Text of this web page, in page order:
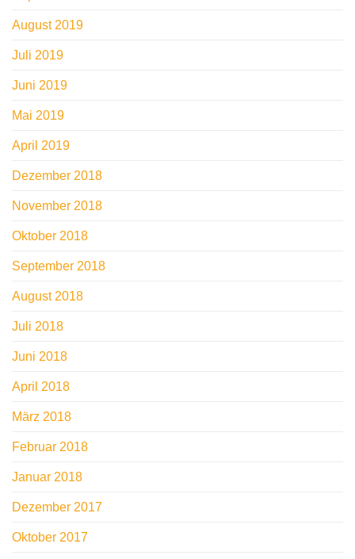
August 2019
Juli 2019
Juni 2019
Mai 2019
April 2019
Dezember 2018
November 2018
Oktober 2018
September 2018
August 2018
Juli 2018
Juni 2018
April 2018
März 2018
Februar 2018
Januar 2018
Dezember 2017
Oktober 2017